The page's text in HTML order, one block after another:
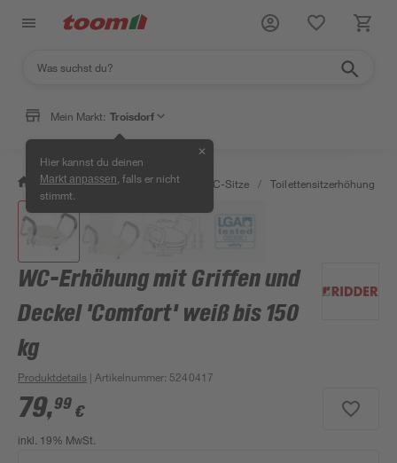
Mein Markt: Troisdorf
Hier kannst du deinen
Markt anpassen , falls er nicht
stimmt.
✕
/ Bad & Sanitär / Toiletten WC-Sitze / Toilettensitzerhöhung
WC-Erhöhung mit Griffen und
Deckel 'Comfort' weiß bis 150
kg
Produktdetails | Artikelnummer: 5240417
79,99 €
inkl. 19% MwSt.